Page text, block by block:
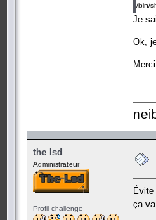
/bin/
Je
Ok,
Merci.
the lsd
Administrateur
Profil challenge
ça